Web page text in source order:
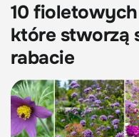
10
które stworzą
rabacie